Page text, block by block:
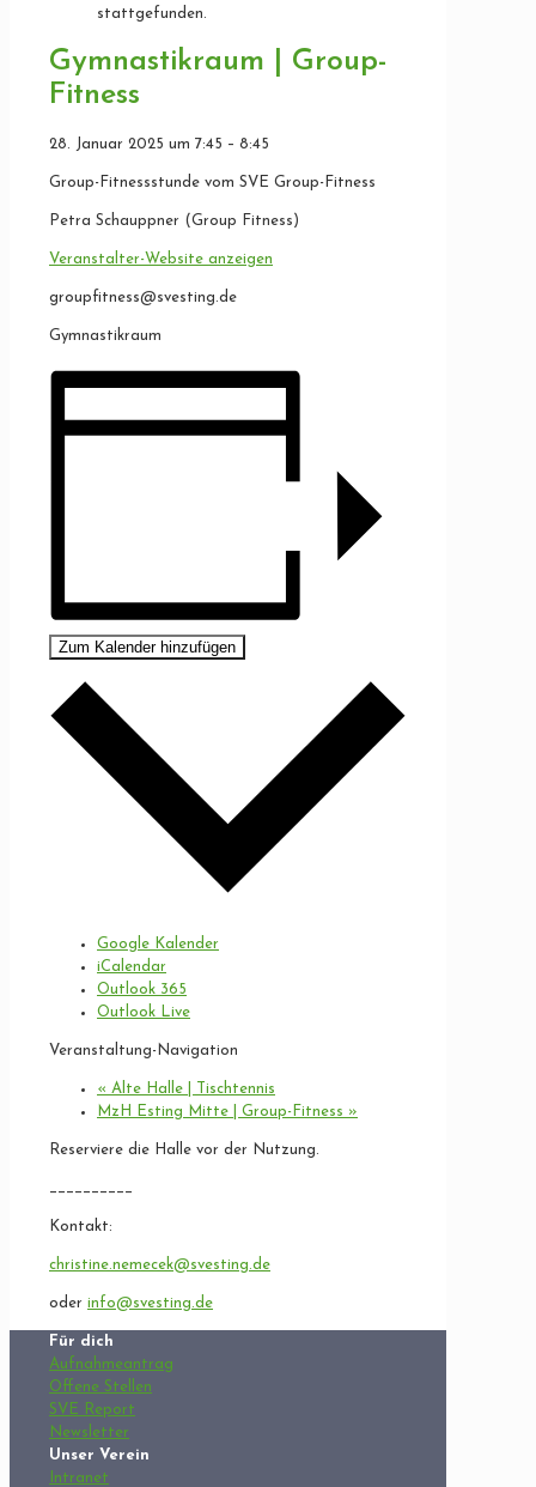
stattgefunden.
Gymnastikraum | Group-
Fitness
28. Januar 2025 um 7:45 – 8:45
Group-Fitnessstunde vom SVE Group-Fitness
Petra Schauppner (Group Fitness)
Veranstalter-Website anzeigen
groupfitness@svesting.de
Gymnastikraum
Zum Kalender hinzufügen
Google Kalender
iCalendar
Outlook 365
Outlook Live
Veranstaltung-Navigation
« Alte Halle | Tischtennis
MzH Esting Mitte | Group-Fitness »
Reserviere die Halle vor der Nutzung.
__________
Kontakt:
christine.nemecek@svesting.de
oder info@svesting.de
Für dich
Aufnahmeantrag
Offene Stellen
SVE Report
Newsletter
Unser Verein
Intranet